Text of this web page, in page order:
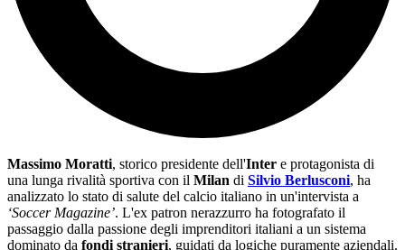
Massimo Moratti, storico presidente dell'Inter e protagonista di
una lunga rivalità sportiva con il Milan di Silvio Berlusconi, ha
analizzato lo stato di salute del calcio italiano in un'intervista a
‘Soccer Magazine’. L'ex patron nerazzurro ha fotografato il
passaggio dalla passione degli imprenditori italiani a un sistema
dominato da fondi stranieri, guidati da logiche puramente aziendali.